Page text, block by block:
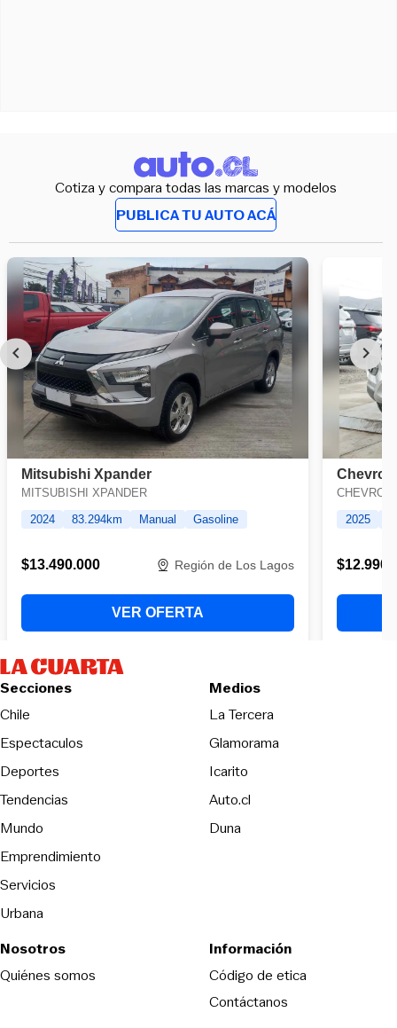
Cotiza y compara todas las marcas y modelos
PUBLICA TU AUTO ACÁ
Secciones
Chile
Espectaculos
Deportes
Tendencias
Mundo
Emprendimiento
Servicios
Urbana
Medios
La TerceraOpens in new
Glamorama
Icarito
Auto.cl
DunaOpens in new window
Nosotros
Quiénes somos
Información
Código de eticaOpens in new
Contáctanos